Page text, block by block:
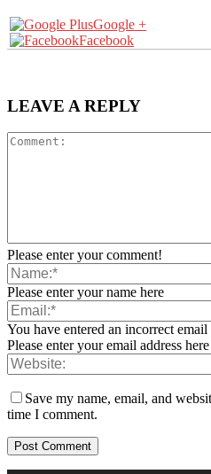
Google +
Facebook
LEAVE A REPLY
Please enter your comment!
Please enter your name here
You have entered an incorrect email
Please enter your email address here
Save my name, email, and
time I comment.